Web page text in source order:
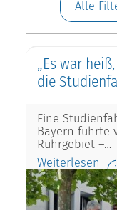
Alle
„Es war
die
Eine
Bayern führte
Ruhrgebiet –…
Weiterlesen